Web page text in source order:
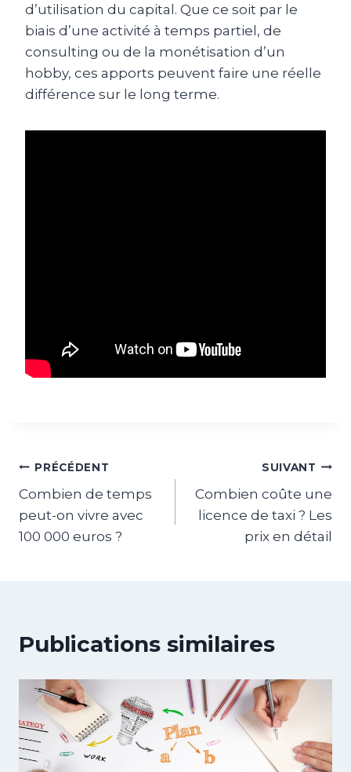
d’utilisation du capital. Que ce soit par le
biais d’une activité à temps partiel, de
consulting ou de la monétisation d’un
hobby, ces apports peuvent faire une réelle
différence sur le long terme.
Navigation
de
l’article
PRÉCÉDENT
Combien de temps
peut-on vivre avec
100 000 euros ?
SUIVANT
Combien coûte une
licence de taxi ? Les
prix en détail
Publications similaires